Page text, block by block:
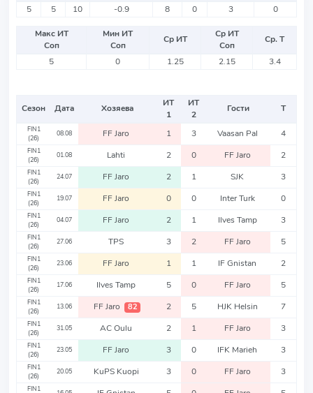
5
5 10 -0.9 8 0 3 0
Макс ИТ
Соп
Мин ИТ
Соп
Ср ИТ
Ср ИТ
Соп
Ср. Т
5
0 1.25 2.15 3.4
Сезон Дата Хозяева
ИТ
1
ИТ
2
Гости Т
FIN1
(26)
08.08 FF Jaro 1 3 Vaasan Pal 4
FIN1
(26)
01.08 Lahti 2 0 FF Jaro 2
FIN1
(26)
24.07 FF Jaro 2 1 SJK 3
FIN1
(26)
19.07 FF Jaro 0 0 Inter Turk 0
FIN1
(26)
04.07 FF Jaro 2 1 Ilves Tamp 3
FIN1
(26)
27.06 TPS 3 2 FF Jaro 5
FIN1
(26)
23.06 FF Jaro 1 1 IF Gnistan 2
FIN1
(26)
17.06 Ilves Tamp 5 0 FF Jaro 5
FIN1
(26)
13.06 FF Jaro 82 2 5 HJK Helsin 7
FIN1
(26)
31.05 AC Oulu 2 1 FF Jaro 3
FIN1
(26)
23.05 FF Jaro 3 0 IFK Marieh 3
FIN1
(26)
20.05 KuPS Kuopi 3 0 FF Jaro 3
FIN1